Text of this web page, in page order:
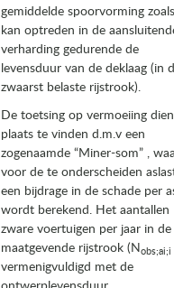
gemiddelde spoorvorming
kan optreden in de
verharding gedurende de
levensduur van de deklaag (in
zwaarst belaste rijstrook).
De toetsing op vermoeiing
plaats te vinden d.m.v een
zogenaamde “Miner-som” ,
voor de te onderscheiden
een bijdrage in de schade per
wordt berekend. Het aantallen
zware voertuigen per jaar in de
maatgevende rijstrook (N obs;ai;i
vermenigvuldigd met de